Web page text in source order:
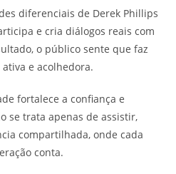
diferenciais de Derek Phillips
e cria diálogos reais com
o público sente que faz
e acolhedora.
fortalece a confiança e
se trata apenas de assistir,
compartilhada, onde cada
conta.